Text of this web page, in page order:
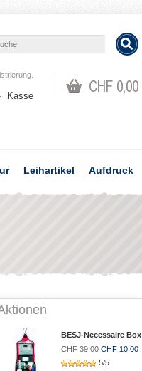
CHF 0,00
Kasse
Leihartikel Aufdruck
BESJ-Necessaire Box
CHF 39,00 CHF 10,00
5/5